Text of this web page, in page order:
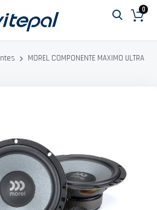
0
MOREL COMPONENTE MAXIMO ULTRA